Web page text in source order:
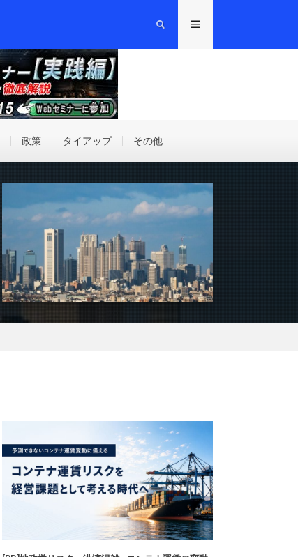
政策 タイアップ その他